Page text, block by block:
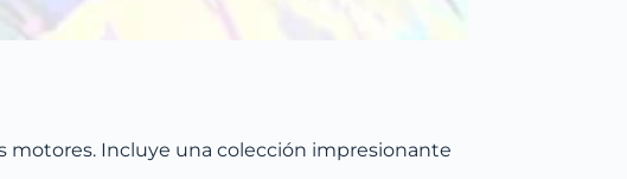
motores. Incluye una colección impresionante